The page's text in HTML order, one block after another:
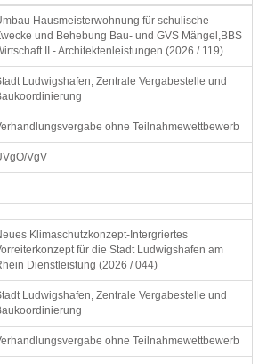
Hausmeisterwohnung für schulische
und Behebung Bau- und GVS Mängel,BBS
II - Architektenleistungen (2026 / 119)
Ludwigshafen, Zentrale Vergabestelle und
ohne Teilnahmewettbewerb
VgV
Klimaschutzkonzept-Intergriertes
für die Stadt Ludwigshafen am
Dienstleistung (2026 / 044)
Ludwigshafen, Zentrale Vergabestelle und
ohne Teilnahmewettbewerb